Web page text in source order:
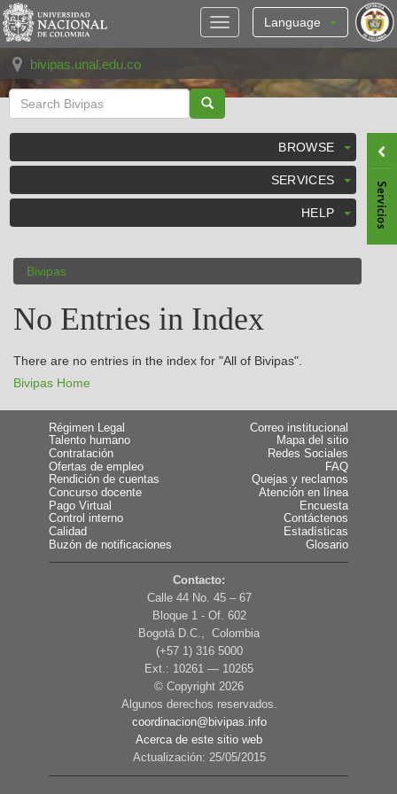
Skip
navigation
Language
bivipas.unal.edu.co
BROWSE
SERVICES
HELP
Bivipas
No Entries in Index
There are no entries in the index for "All of Bivipas".
Bivipas Home
Régimen Legal
Talento humano
Contratación
Ofertas de empleo
Rendición de cuentas
Concurso docente
Pago Virtual
Control interno
Calidad
Buzón de notificaciones
Correo institucional
Mapa del sitio
Redes Sociales
FAQ
Quejas y reclamos
Atención en línea
Encuesta
Contáctenos
Estadísticas
Glosario
Contacto:
Calle 44 No. 45 – 67
Bloque 1 - Of. 602
Bogotá D.C., Colombia
(+57 1) 316 5000
Ext.: 10261 — 10265
© Copyright 2026
Algunos derechos reservados.
coordinacion@bivipas.info
Acerca de este sitio web
Actualización: 25/05/2015